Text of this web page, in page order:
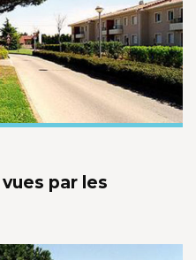
par les